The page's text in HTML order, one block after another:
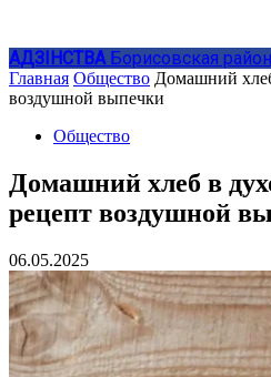
АДЗIНСТВА Борисовская
Главная Общество Домашний
воздушной выпечки
Общество
Домашний хлеб в
рецепт воздушной
06.05.2025